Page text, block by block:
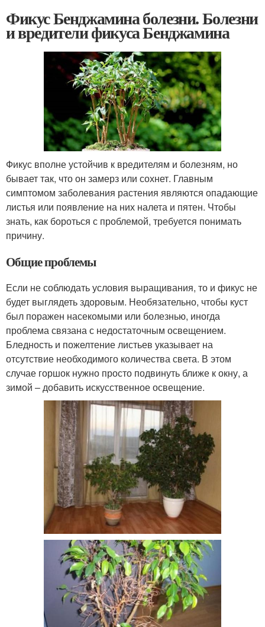
Фикус Бенджамина болезни. Болезни
и вредители фикуса Бенджамина
Фикус вполне устойчив к вредителям и болезням, но
бывает так, что он замерз или сохнет. Главным
симптомом заболевания растения являются опадающие
листья или появление на них налета и пятен. Чтобы
знать, как бороться с проблемой, требуется понимать
причину.
Общие проблемы
Если не соблюдать условия выращивания, то и фикус не
будет выглядеть здоровым. Необязательно, чтобы куст
был поражен насекомыми или болезнью, иногда
проблема связана с недостаточным освещением.
Бледность и пожелтение листьев указывает на
отсутствие необходимого количества света. В этом
случае горшок нужно просто подвинуть ближе к окну, а
зимой – добавить искусственное освещение.